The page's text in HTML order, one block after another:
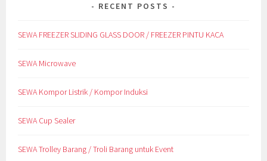
RECENT POSTS
SEWA FREEZER SLIDING GLASS DOOR / FREEZER PINTU KACA
SEWA Microwave
SEWA Kompor Listrik / Kompor Induksi
SEWA Cup Sealer
SEWA Trolley Barang / Troli Barang untuk Event